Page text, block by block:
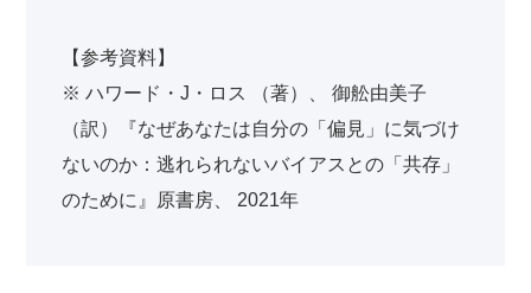
【参考資料】
※ ハワード・J・ロス （著）、 御舩由美子
（訳）『なぜあなたは自分の「偏見」に気づけ
ないのか：逃れられないバイアスとの「共存」
のために』原書房、 2021年